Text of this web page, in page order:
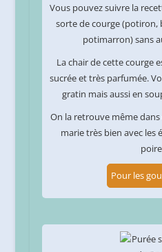
Vous pouvez suivre la
sorte de courge
potimarron) sans
La chair de cette courge
sucrée et très parfumée.
gratin mais aussi en
On la retrouve même dans
marie très bien avec les
Pour les